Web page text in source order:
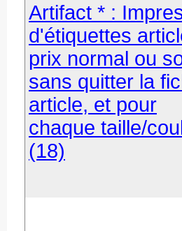
Artifact * :
d'étiquettes
prix normal ou
sans quitter la
article, et pour
chaque taille/
(18)